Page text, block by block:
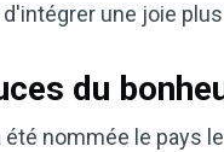
une joie
du
été nommée le pays